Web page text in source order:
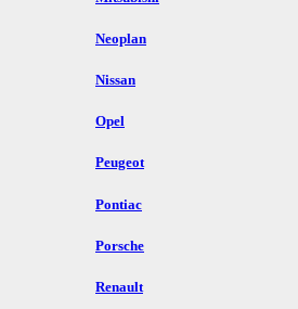
Neoplan
Nissan
Opel
Peugeot
Pontiac
Porsche
Renault